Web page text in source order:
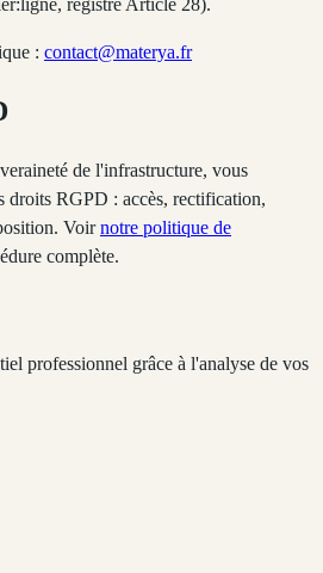
: contact@materya.fr
de l'infrastructure, vous
droits RGPD : accès, rectification,
Voir notre politique de
complète.
professionnel grâce à l'analyse de vos